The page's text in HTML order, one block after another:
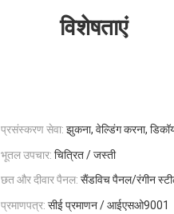
विशेषताएं
प्रसंस्करण सेवा: झुकना, वेल्डिंग करना,
भूतल उपचार: चित्रित / जस्ती
छत और दीवार पैनल: सैंडविच पैनल/रंगीन
प्रमाणपत्र: सीई प्रमाणन / आईएसओ9001